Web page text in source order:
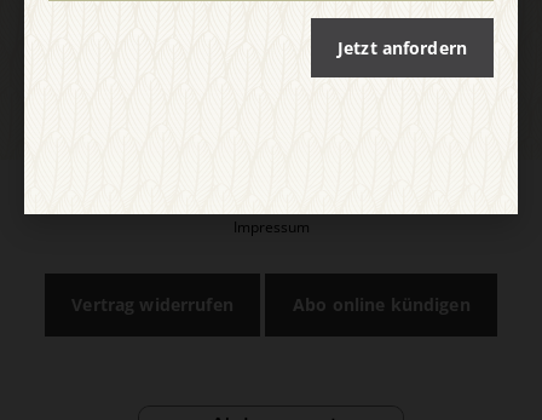
Jetzt anmelden
Impressum
Vertrag widerrufen Abo online kündigen
Jetzt anfordern